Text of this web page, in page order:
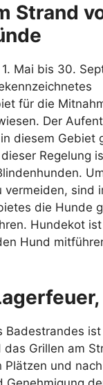
Strand
Mai bis 30.
für die
Der
diesem Gebiet
Regelung
vermeiden, sind
die Hunde
Hundekot
Hund
Badestrandes
das Grillen am
Plätzen und